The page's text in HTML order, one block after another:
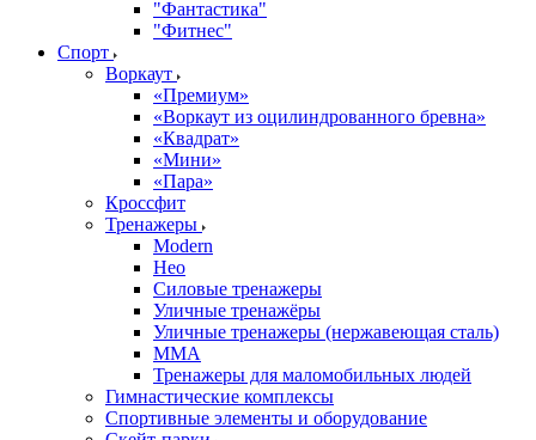
"Фантастика"
"Фитнес"
Спорт
Воркаут
«Премиум»
«Воркаут из оцилиндрованного бревна»
«Квадрат»
«Мини»
«Пара»
Кроссфит
Тренажеры
Modern
Нео
Силовые тренажеры
Уличные тренажёры
Уличные тренажеры (нержавеющая сталь)
ММА
Тренажеры для маломобильных людей
Гимнастические комплексы
Спортивные элементы и оборудование